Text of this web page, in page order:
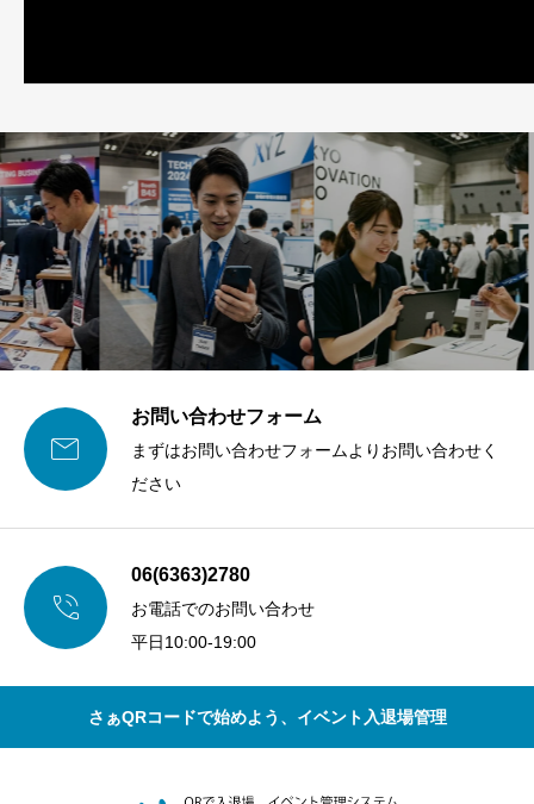

お問い合わせフォーム
まずはお問い合わせフォームよりお問い合わせく
ださい

06(6363)2780
お電話でのお問い合わせ
平日10:00-19:00
さぁQRコードで始めよう、イベント入退場管理